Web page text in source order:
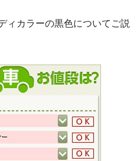
ィカラーの黒色についてご説